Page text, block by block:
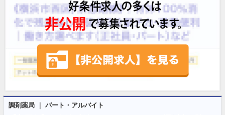
調剤薬局 ｜ パート・アルバイト